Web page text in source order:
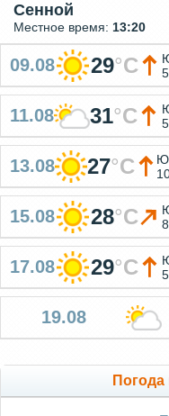
Сенной
Местное время: 13:20
09.08 29°C
11.08 31°C
13.08 27°C
Ю
15.08 28°C
17.08 29°C
19.08
Погода